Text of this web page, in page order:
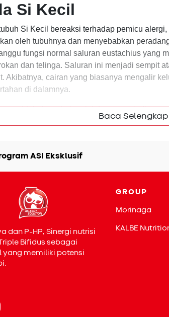
Si Kecil
Si Kecil bereaksi terhadap pemicu
oleh tubuhnya dan menyebabkan
fungsi normal saluran eustachius yang
dan telinga. Saluran ini menjadi sempit
Akibatnya, cairan yang biasanya mengalir
di dalamnya.
tidak dapat keluar ini dapat menjadi
bakteri dan virus. Kondisi ini dapat
reaksi, tubuhnya tidak akan sampai
telinganya menjadi media untuk kuman
Ciri Infeksi Telinga
Baca
ASI Eksklusif
dan P-HP, Sinergi nutrisi
Bifidus sebagai
yang memiliki potensi
GROUP
Morinaga
KALBE